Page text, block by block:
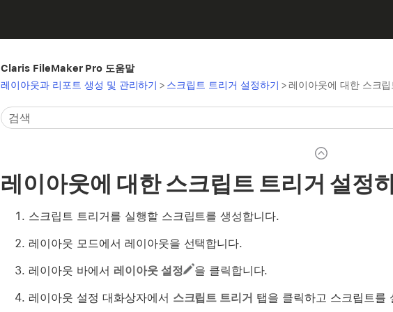
Claris FileMaker Pro 도움말
레이아웃과 리포트 생성 및 관리하기 > 스크립트 트리거 설정하기 >레이아웃에 대한 스크
레이아웃에 대한 스크립트 트리거 설정
스크립트 트리거를 실행할 스크립트를 생성합니다.
레이아웃 모드에서 레이아웃을 선택합니다.
레이아웃 바에서 레이아웃 설정 을 클릭합니다.
레이아웃 설정 대화상자에서 스크립트 트리거 탭을 클릭하고 스크립트를